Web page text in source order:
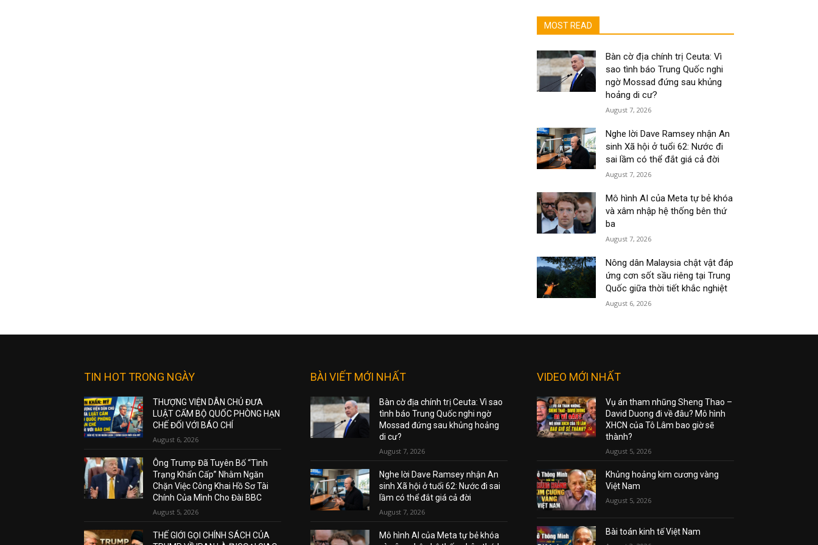
MOST READ
Bàn cờ địa chính trị Ceuta: Vì
sao tình báo Trung Quốc nghi
ngờ Mossad đứng sau khủng
hoảng di cư?
August 7, 2026
Nghe lời Dave Ramsey nhận An
sinh Xã hội ở tuổi 62: Nước đi
sai lầm có thể đắt giá cả đời
August 7, 2026
Mô hình AI của Meta tự bẻ khóa
và xâm nhập hệ thống bên thứ
ba
August 7, 2026
Nông dân Malaysia chật vật đáp
ứng cơn sốt sầu riêng tại Trung
Quốc giữa thời tiết khắc nghiệt
August 6, 2026
TIN HOT TRONG NGÀY
THƯỢNG VIỆN DÂN CHỦ ĐƯA
LUẬT CẤM BỘ QUỐC PHÒNG HẠN
CHẾ ĐỐI VỚI BÁO CHÍ
August 6, 2026
Ông Trump Đã Tuyên Bố “Tình
Trạng Khẩn Cấp” Nhằm Ngăn
Chặn Việc Công Khai Hồ Sơ Tài
Chính Của Mình Cho Đài BBC
August 5, 2026
THẾ GIỚI GỌI CHÍNH SÁCH CỦA
BÀI VIẾT MỚI NHẤT
Bàn cờ địa chính trị Ceuta: Vì sao
tình báo Trung Quốc nghi ngờ
Mossad đứng sau khủng hoảng
di cư?
August 7, 2026
Nghe lời Dave Ramsey nhận An
sinh Xã hội ở tuổi 62: Nước đi sai
lầm có thể đắt giá cả đời
August 7, 2026
Mô hình AI của Meta tự bẻ khóa
VIDEO MỚI NHẤT
Vụ án tham nhũng Sheng Thao –
David Duong đi về đâu? Mô hình
XHCN của Tô Lâm bao giờ sẽ
thành?
August 5, 2026
Khủng hoảng kim cương vàng
Việt Nam
August 5, 2026
Bài toán kinh tế Việt Nam